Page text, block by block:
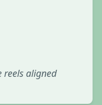
reels aligned